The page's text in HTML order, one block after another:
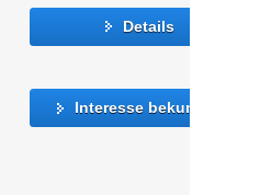
Details
Interesse bekunden